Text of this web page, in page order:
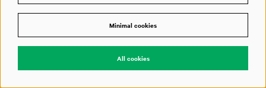
Grote internationale solisten en pedagogen
geven les
Minimal cookies
All cookies